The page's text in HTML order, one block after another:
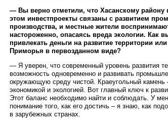
— Вы верно отметили, что Хасанскому району
этом инвестпроекты связаны с развитием
производства, и местные жители
настороженно, опасаясь вреда экологии. Как
привлекать деньги на развитие территории
Приморья в первозданном виде?
— Я уверен, что современный уровень развития
возможность одновременно и развивать
окружающую среду чистой. Краеугольный камень
экономикой и экологией. Вот главный ключ к
Этот баланс необходимо найти и соблюдать. У
понимание того, как его достичь – я знаю, как
в зарубежных странах.